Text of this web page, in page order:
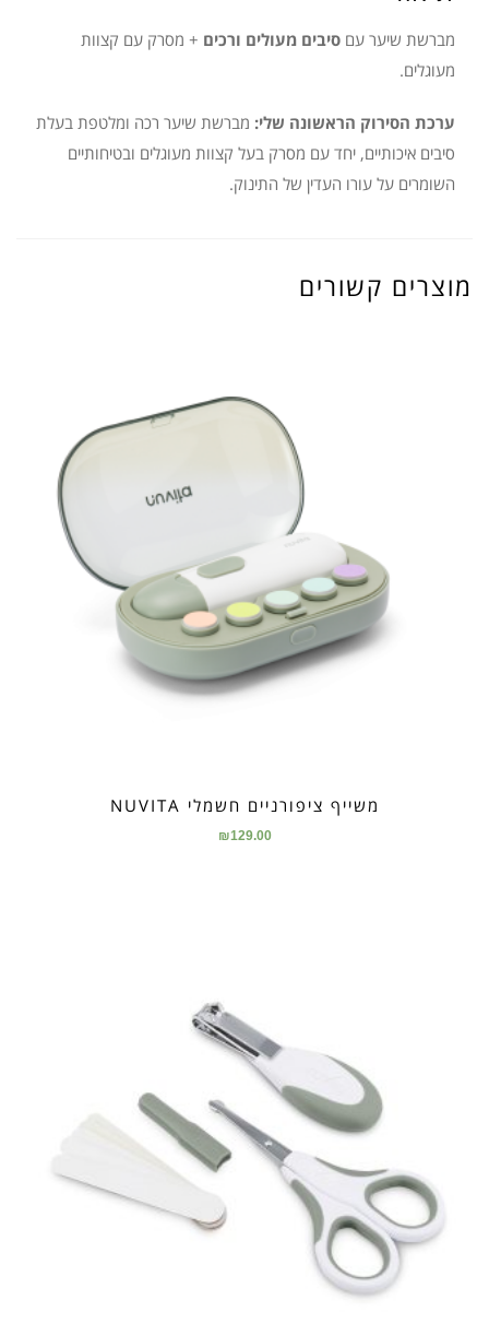
מברשת שיער עם סיבים מעולים ורכים + מסרק עם קצוות
מעוגלים.
ערכת הסירוק הראשונה שלי: מברשת שיער רכה ומלטפת בעלת
סיבים איכותיים, יחד עם מסרק בעל קצוות מעוגלים ובטיחותיים
השומרים על עורו העדין של התינוק.
מוצרים קשורים
משייף ציפורניים חשמלי NUVITA
₪129.00